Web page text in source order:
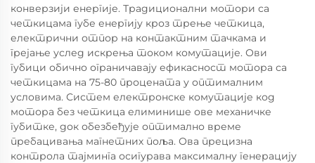
конверзији енергије. Традиционални мотори са
четкицама губе енергију кроз трење четкица,
електрични отпор на контактним тачкама и
грејање услед искрења током комутације. Ови
губици обично ограничавају ефикасност мотора са
четкицама на 75-80 процената у оптималним
условима. Систем електронске комутације код
мотора без четкица елиминише ове механичке
губитке, док обезбеђује оптимално време
пребацивања магнетних поља. Ова прецизна
контрола тајминга осигурава максималну генерацију